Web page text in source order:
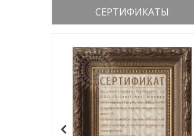
СЕРТИФИКАТЫ